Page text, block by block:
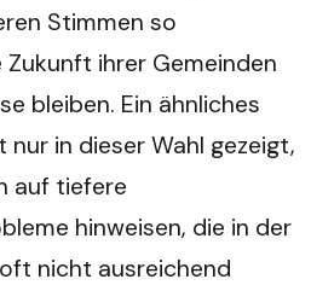
Stimmen so
ihrer Gemeinden
bleiben. Ein ähnliches
in dieser Wahl gezeigt,
auf tiefere
hinweisen, die in der
nicht ausreichend